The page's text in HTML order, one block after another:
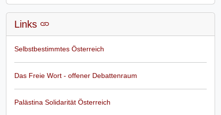
Links
Selbstbestimmtes Österreich
Das Freie Wort - offener Debattenraum
Palästina Solidarität Österreich